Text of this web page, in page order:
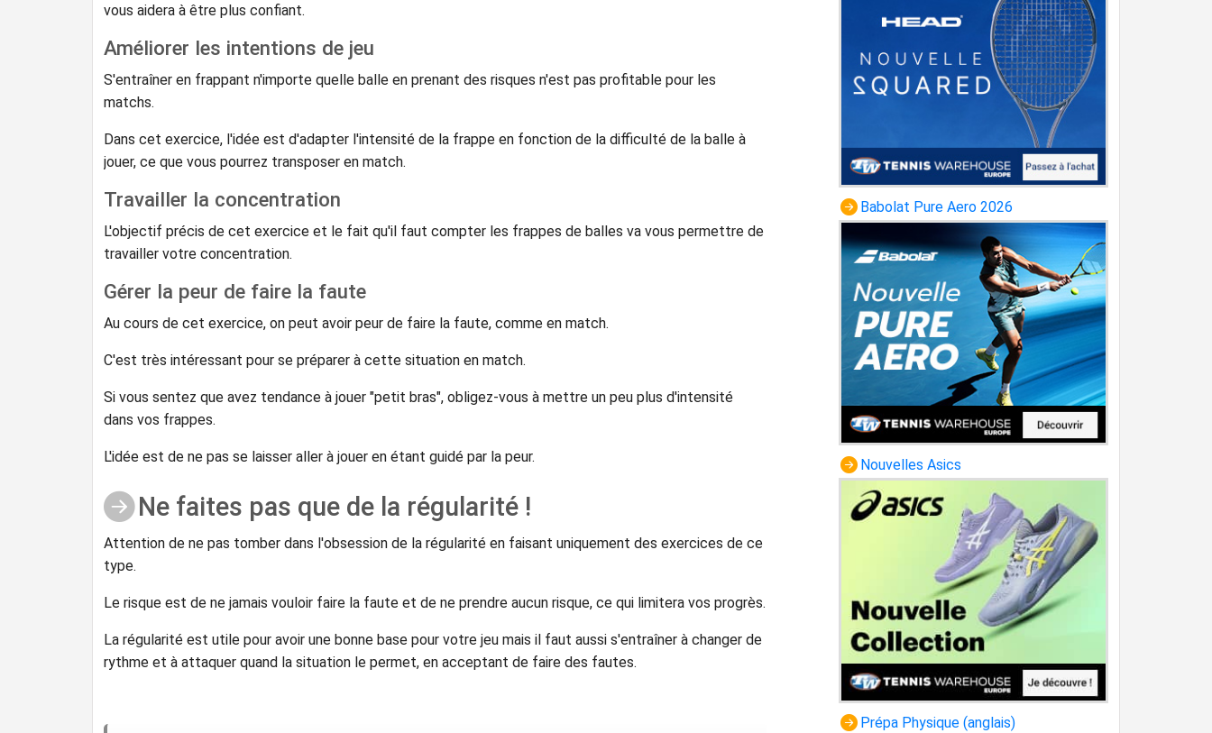
vous aidera à être plus confiant.
Améliorer les intentions de jeu
S'entraîner en frappant n'importe quelle balle en prenant des risques n'est pas profitable pour les
matchs.
Dans cet exercice, l'idée est d'adapter l'intensité de la frappe en fonction de la difficulté de la balle à
jouer, ce que vous pourrez transposer en match.
Travailler la concentration
L'objectif précis de cet exercice et le fait qu'il faut compter les frappes de balles va vous permettre de
travailler votre concentration.
Gérer la peur de faire la faute
Au cours de cet exercice, on peut avoir peur de faire la faute, comme en match.
C'est très intéressant pour se préparer à cette situation en match.
Si vous sentez que avez tendance à jouer "petit bras", obligez-vous à mettre un peu plus d'intensité
dans vos frappes.
L'idée est de ne pas se laisser aller à jouer en étant guidé par la peur.
Ne faites pas que de la régularité !
Attention de ne pas tomber dans l'obsession de la régularité en faisant uniquement des exercices de ce
type.
Le risque est de ne jamais vouloir faire la faute et de ne prendre aucun risque, ce qui limitera vos progrès.
La régularité est utile pour avoir une bonne base pour votre jeu mais il faut aussi s'entraîner à changer de
rythme et à attaquer quand la situation le permet, en acceptant de faire des fautes.
Babolat Pure Aero 2026
Nouvelles Asics
Prépa Physique (anglais)